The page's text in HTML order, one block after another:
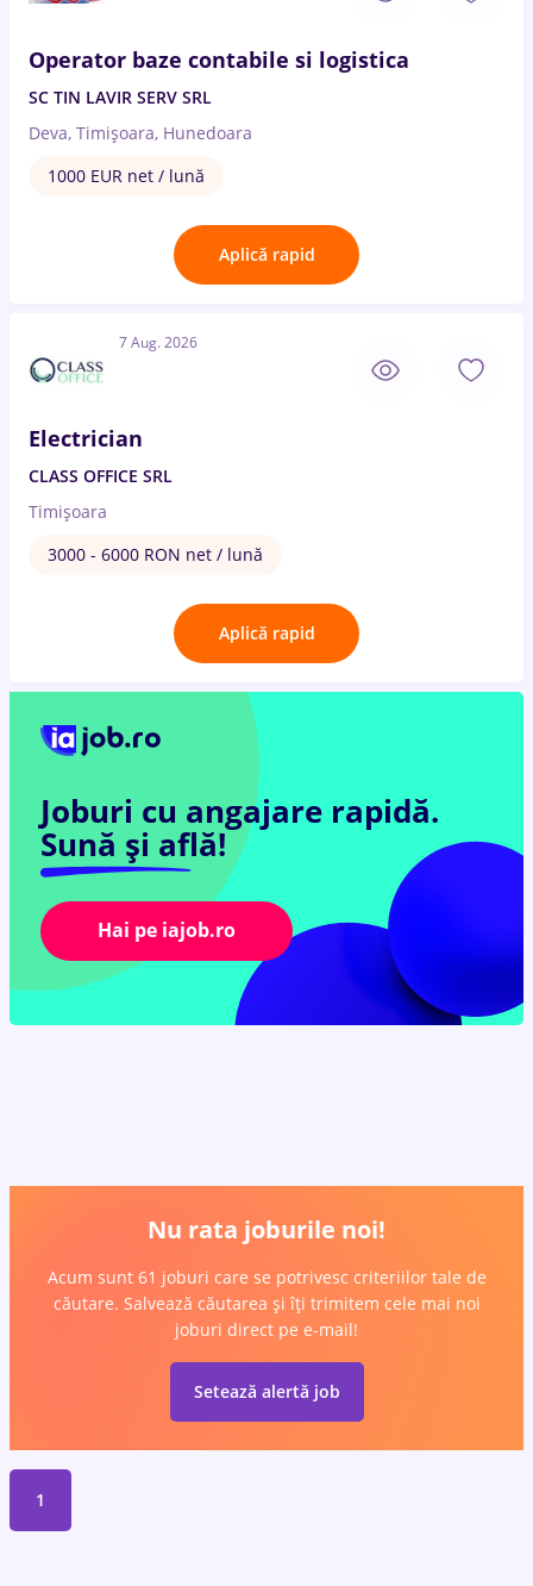
Operator baze contabile si logistica
SC TIN LAVIR SERV SRL
Deva, Timișoara, Hunedoara
1000 EUR net / lună
Aplică rapid
7 Aug. 2026
Electrician
CLASS OFFICE SRL
Timișoara
3000 - 6000 RON net / lună
Aplică rapid
Joburi cu angajare rapidă.
Sună și află!
Hai pe iajob.ro
Nu rata joburile noi!
Acum sunt 61 joburi care se potrivesc criteriilor tale de
căutare. Salvează căutarea și îți trimitem cele mai noi
joburi direct pe e-mail!
Setează alertă job
1